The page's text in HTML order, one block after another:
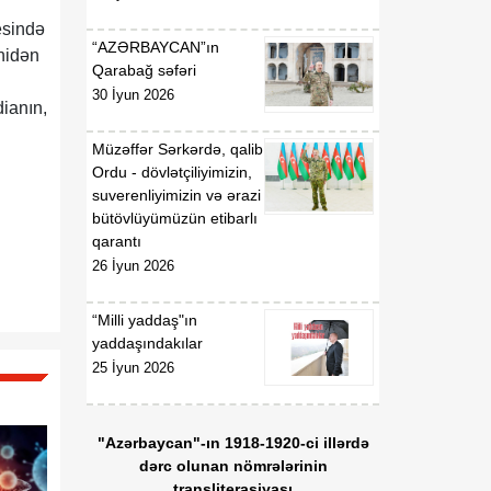
08 Avqust
Tatyana Poloskova:
Azərbaycanın xarici
18:53
07 Avqust
Vaşinqton razılaşması
Azərbaycan
diplomatiyasının növbəti
18:23
Tarixi Vaşinqton görüşü:
ABŞ-Azərbaycan
Qafqazın sülh
mərhələ
18:22
07 Avqust
“AZƏRBAYCAN”ın
Qarabağ səfəri
30 İyun 2026
Müzəffər Sərkərdə, qalib
Ordu - dövlətçiliyimizin,
suverenliyimizin və ərazi
bütövlüyümüzün etibarlı
qarantı
26 İyun 2026
“Milli yaddaş"ın
yaddaşındakılar
25 İyun 2026
"Azərbaycan"-ın 1918-1920-ci illərdə
dərc olunan nömrələrinin